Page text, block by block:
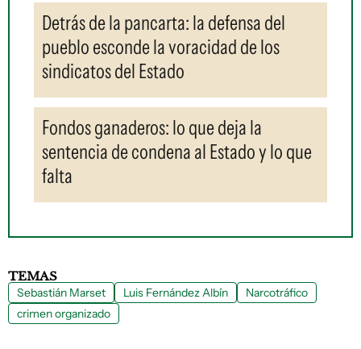
Detrás de la pancarta: la defensa del
pueblo esconde la voracidad de los
sindicatos del Estado
Fondos ganaderos: lo que deja la
sentencia de condena al Estado y lo que
falta
TEMAS
Sebastián Marset Luis Fernández Albín
Narcotráfico
crimen organizado